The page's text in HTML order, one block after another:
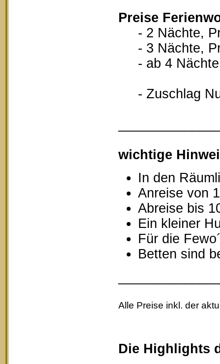
Preise
- 2 Nächte,
- 3 Nächte,
- ab 4 Nächte,
- Zuschlag
wichtige
In den
Anreise von
Abreise bis
Ein kleiner
Für die
Betten sind
Alle Preise inkl. der
Die Highlights